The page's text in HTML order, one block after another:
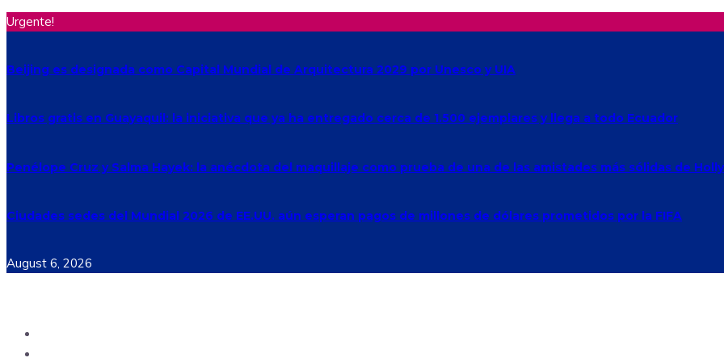
Urgente!
Beijing es designada como Capital Mundial de Arquitectura 2029 por Unesco y UIA
Libros gratis en Guayaquil: la iniciativa que ya ha entregado cerca de 1.500 ejemplares y llega a todo Ecuador
Penélope Cruz y Salma Hayek: la anécdota del maquillaje como prueba de una de las amistades más sólidas de
Ciudades sedes del Mundial 2026 de EE.UU. aún esperan pagos de millones de dólares prometidos por la FIFA
August 6, 2026